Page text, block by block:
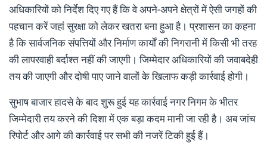
अधिकारियों को निर्देश दिए गए हैं कि वे अपने-अपने क्षेत्रों में ऐसी जगहों की
पहचान करें जहां सुरक्षा को लेकर खतरा बना हुआ है। प्रशासन का कहना
है कि सार्वजनिक संपत्तियों और निर्माण कार्यों की निगरानी में किसी भी तरह
की लापरवाही बर्दाश्त नहीं की जाएगी। जिम्मेदार अधिकारियों की जवाबदेही
तय की जाएगी और दोषी पाए जाने वालों के खिलाफ कड़ी कार्रवाई होगी।
सुभाष बाजार हादसे के बाद शुरू हुई यह कार्रवाई नगर निगम के भीतर
जिम्मेदारी तय करने की दिशा में एक बड़ा कदम मानी जा रही है। अब जांच
रिपोर्ट और आगे की कार्रवाई पर सभी की नजरें टिकी हुई हैं।